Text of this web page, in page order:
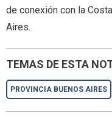
de conexión con la
Aires.
TEMAS DE ESTA
PROVINCIA BUENOS AIRES